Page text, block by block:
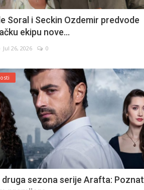
Soral i Seckin Ozdemir predvode
ekipu nove...
Jul 26, 2026 0
druga sezona serije Arafta: Poznat